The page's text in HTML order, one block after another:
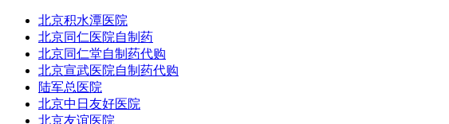
北京积水潭医院
北京同仁医院自制药
北京同仁堂自制药代购
北京宣武医院自制药代购
陆军总医院
北京中日友好医院
北京友谊医院